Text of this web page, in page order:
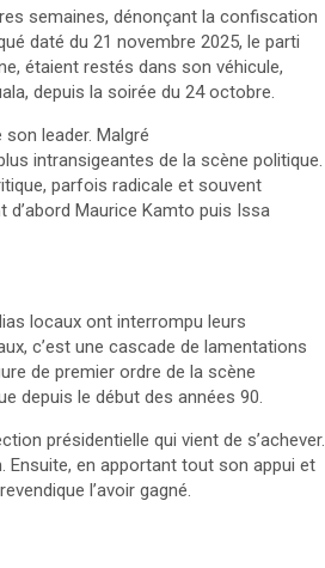
semaines, dénonçant la confiscation
daté du 21 novembre 2025, le parti
étaient restés dans son véhicule,
depuis la soirée du 24 octobre.
leader. Malgré
intransigeantes de la scène politique.
parfois radicale et souvent
Maurice Kamto puis Issa
locaux ont interrompu leurs
c’est une cascade de lamentations
de premier ordre de la scène
depuis le début des années 90.
présidentielle qui vient de s’achever.
Ensuite, en apportant tout son appui et
l’avoir gagné.